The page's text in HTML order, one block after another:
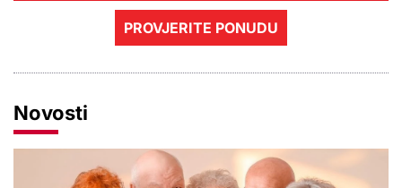
PROVJERITE PONUDU
Novosti